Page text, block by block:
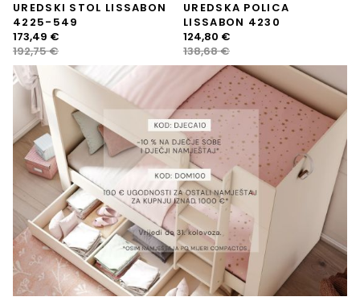
UREDSKI STOL LISSABON
4225-549
192,75€
Izvorna
cijena
bila
je:
192,75 €.
173,49 €
Trenutna
cijena
je:
173,49 €.
UREDSKA POLICA
LISSABON 4230
138,68€
Izvorna
cijena
bila
138,68 €.
124,80 €
Trenutna
cijena
je:
124,80 €.